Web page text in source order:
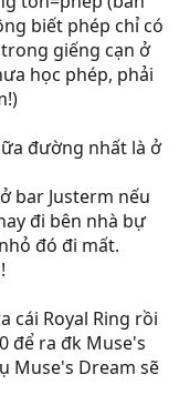
biết phép chỉ có
giếng cạn ở
học phép, phải
đường nhất là ở
bar Justerm nếu
đi bên nhà bự
đó đi mất.
cái Royal Ring rồi
để ra đk Muse's
Muse's Dream sẽ